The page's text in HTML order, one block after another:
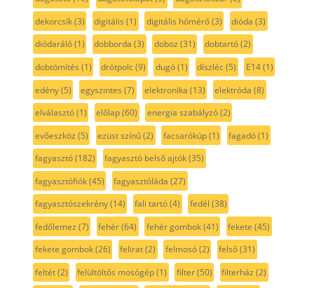
dekorcsík(3) digitális (1) digitális hőmérő(3) dióda (3)
diódaráló(1) dobborda (3) doboz (31) dobtartó(2)
dobtömítés (1) drótpolc(9) dugó(1) díszléc(5) E14(1)
edény(5) egyszintes (7) elektronika (13) elektróda (8)
elválasztó(1) előlap(60) energia szabályzó(2)
evőeszköz (5) ezüst színű(2) facsarókúp(1) fagadó(1)
fagyasztó(182) fagyasztó belső ajtók(35)
fagyasztófiók(45) fagyasztóláda (27)
fagyasztószekrény(14) fali tartó(4) fedél (38)
fedőlemez (7) fehér(64) fehér gombok(41) fekete (45)
fekete gombok(26) felirat(2) felmosó(2) felső(31)
feltét(2) felültöltős mosógép(1) filter(50) filterház (2)